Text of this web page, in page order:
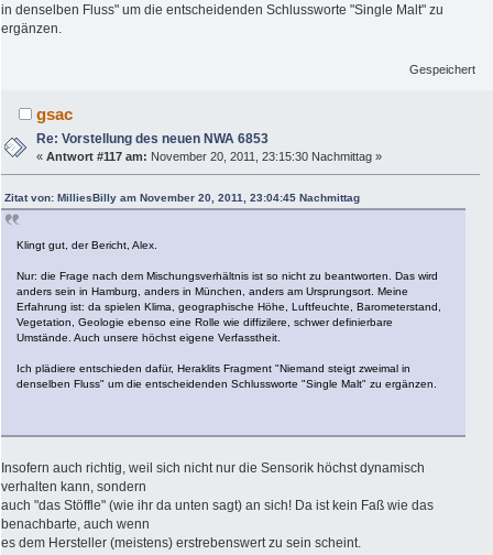
in denselben Fluss" um die entscheidenden Schlussworte "Single Malt" zu
ergänzen.
Gespeichert
gsac
Re: Vorstellung des neuen NWA 6853
«Antwort #117 am: November 20, 2011, 23:15:30 Nachmittag »
Zitat von: MilliesBilly am November 20, 2011, 23:04:45 Nachmittag
Klingt gut, der Bericht, Alex.
Nur: die Frage nach dem Mischungsverhältnis ist so nicht zu beantworten. Das wird
anders sein in Hamburg, anders in München, anders am Ursprungsort. Meine
Erfahrung ist: da spielen Klima, geographische Höhe, Luftfeuchte, Barometerstand,
Vegetation, Geologie ebenso eine Rolle wie diffizilere, schwer definierbare
Umstände. Auch unsere höchst eigene Verfasstheit.
Ich plädiere entschieden dafür, Heraklits Fragment "Niemand steigt zweimal in
denselben Fluss" um die entscheidenden Schlussworte "Single Malt" zu ergänzen.
Insofern auch richtig, weil sich nicht nur die Sensorik höchst dynamisch
verhalten kann, sondern
auch "das Stöffle" (wie ihr da unten sagt) an sich! Da ist kein Faß wie das
benachbarte, auch wenn
es dem Hersteller (meistens) erstrebenswert zu sein scheint.